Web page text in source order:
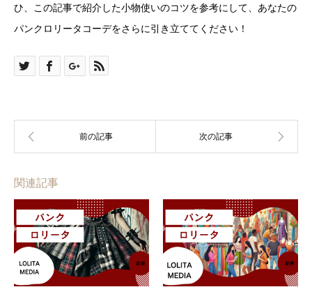
ひ、この記事で紹介した小物使いのコツを参考にして、あなたの
パンクロリータコーデをさらに引き立ててください！
関連記事